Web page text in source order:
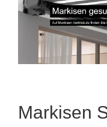
Markisen